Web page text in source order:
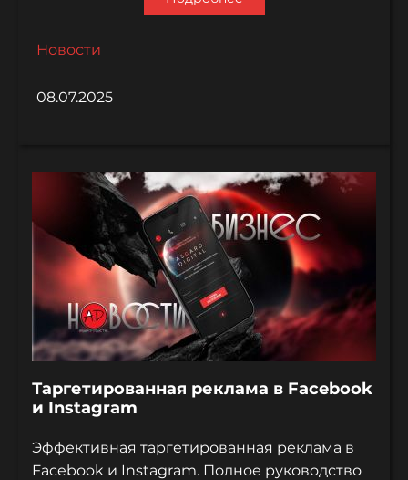
Новости
08.07.2025
Таргетированная реклама в Facebook
и Instagram
Эффективная таргетированная реклама в
Facebook и Instagram. Полное руководство